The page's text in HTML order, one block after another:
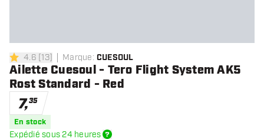
4.6 étoiles de notation
4.6 [13] Marque: CUESOUL
Ailette Cuesoul - Tero Flight System AK5
Rost Standard - Red
7,35
En stock
Expédié sous 24 heures